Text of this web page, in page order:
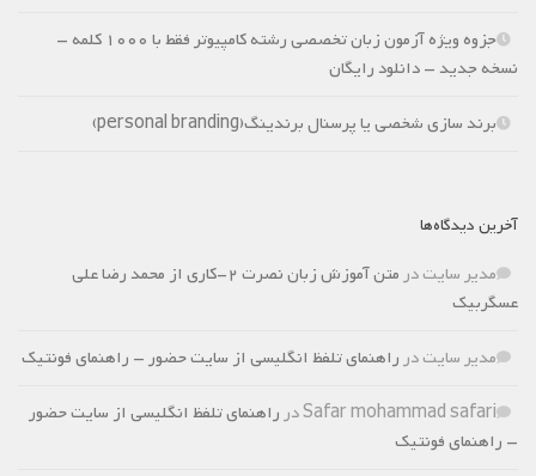
جزوه ویژه آزمون زبان تخصصی رشته کامپیوتر فقط با 1000 کلمه –
نسخه جدید – دانلود رایگان
برند سازی شخصی یا پرسنال برندینگ(personal branding)
آخرین دیدگاه‌ها
مدیر سایتدر
متن آموزش زبان نصرت 2-کاری از محمد رضا علی
عسگربیک
مدیر سایتدرراهنمای تلفظ انگلیسی از سایت حضور – راهنمای فونتیک
Safar mohammad safariدرراهنمای تلفظ انگلیسی از سایت حضور
– راهنمای فونتیک